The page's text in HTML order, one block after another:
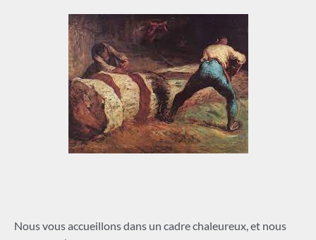
Nous vous accueillons dans un cadre chaleureux, et nous